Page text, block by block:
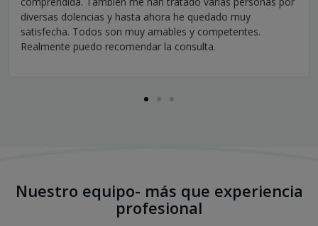
diversas dolencias y hasta ahora he quedado muy
satisfecha. Todos son muy amables y competentes.
Realmente puedo recomendar la consulta.
Nuestro equipo- más que experiencia
profesional